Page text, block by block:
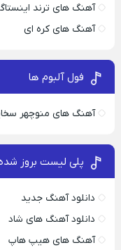
آهنگ های ترند
آهنگ های کره ای
فول آلبوم ها
آهنگ های منوچهر
پلی لیست بروز
دانلود آهنگ جدید
دانلود آهنگ های شاد
آهنگ های هیپ هاپ